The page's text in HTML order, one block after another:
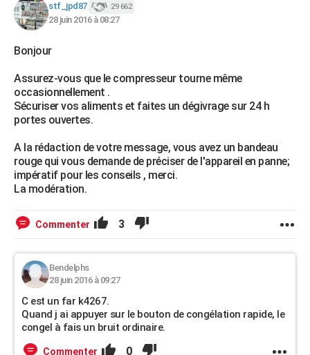
stf_jpd87 29 662
28 juin 2016 à 08:27
Bonjour
Assurez-vous que le compresseur tourne même
occasionnellement .
Sécuriser vos aliments et faites un dégivrage sur 24 h
portes ouvertes.
A la rédaction de votre message, vous avez un bandeau
rouge qui vous demande de préciser de l'appareil en panne;
impératif pour les conseils , merci.
La modération.
Commenter 3
Bendelphs
28 juin 2016 à 09:27
C est un far k4267.
Quand j ai appuyer sur le bouton de congélation rapide, le
congel à fais un bruit ordinaire.
Commenter 0